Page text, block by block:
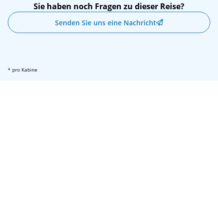
Alle Ausflüge müssen mindestens 14 Tage vor
der Abreise gebucht werden. Nicht genutztes
Landausflugsguthaben wird automatisch in
ein allgemeines, nicht erstattungsfähiges
Sie haben noch Fragen zu dieser Reise?
Senden Sie uns eine Nachricht
* pro Kabine